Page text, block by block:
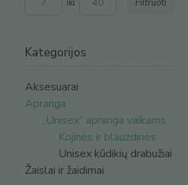
Filtruoti
Kategorijos
Aksesuarai
Apranga
„Unisex“ apranga vaikams
Kojinės ir blauzdinės
Unisex kūdikių drabužiai
Žaislai ir žaidimai